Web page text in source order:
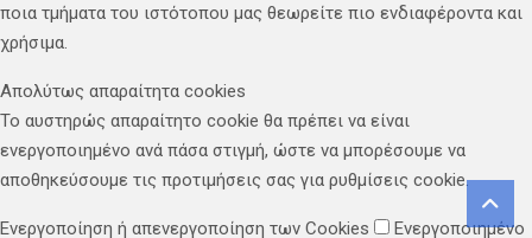
ποια τμήματα του ιστότοπου μας θεωρείτε πιο ενδιαφέροντα και
χρήσιμα.
Απολύτως απαραίτητα cookies
Το αυστηρώς απαραίτητο cookie θα πρέπει να είναι
ενεργοποιημένο ανά πάσα στιγμή, ώστε να μπορέσουμε να
αποθηκεύσουμε τις προτιμήσεις σας για ρυθμίσεις cookie.
Ενεργοποίηση ή απενεργοποίηση των Cookies Ενεργοποιημένο